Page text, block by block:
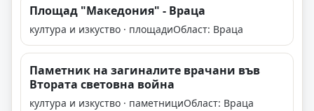
Площад "Македония" - Враца
култура и изкуство · площадиОбласт: Враца
Паметник на загиналите врачани във
Втората световна война
култура и изкуство · паметнициОбласт: Враца